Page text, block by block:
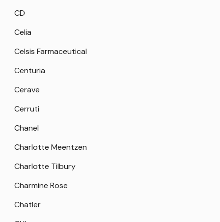
CD
Celia
Celsis Farmaceutical
Centuria
Cerave
Cerruti
Chanel
Charlotte Meentzen
Charlotte Tilbury
Charmine Rose
Chatler